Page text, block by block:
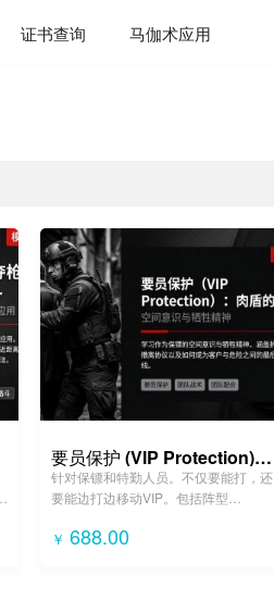
证书查询 马伽术应用
要员保护 (VIP Protection)：肉盾的艺术
针对保镖和特勤人员。不仅要能打，还
要能边打边移动VIP。包括阵型
￥ 688.00